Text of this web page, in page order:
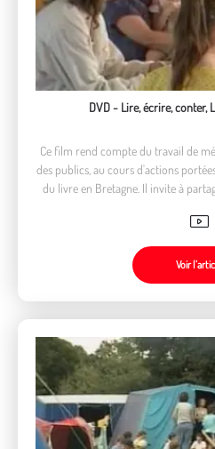
DVD - Lire, écrire, conter,
Ce film rend compte du travail de
des publics, au cours d'actions
du livre en Bretagne. Il invite à
Voir